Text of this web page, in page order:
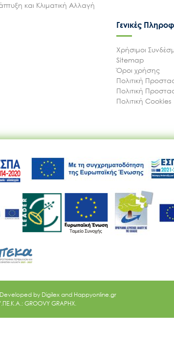
μας
και Κλιματική Αλλαγή
Γενικές
Χρήσιμοι
Sitemap
Όροι χρήσης
Πολιτική
Πολιτική
Πολιτική Cookies
Developed by Digilex and Happyonline.gr
GROOVY GRAPHX.